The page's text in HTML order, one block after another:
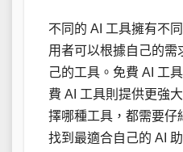
不同的 AI 工具擁有不
用者可以根據自己的需
己的工具。免費 AI 工
費 AI 工具則提供更強
擇哪種工具，都需要仔
找到最適合自己的 AI 助